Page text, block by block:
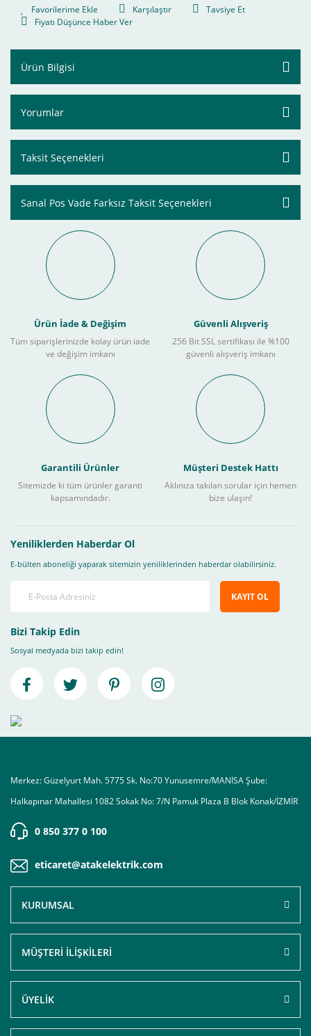
Karşılaştır
Tavsiye Et
Fiyatı Düşünce Haber Ver
Ürün Bilgisi
Yorumlar
Taksit Seçenekleri
Sanal Pos Vade Farksız Taksit Seçenekleri
Ürün İade & Değişim
Tüm siparişlerinizde kolay ürün iade
ve değişim imkanı
Güvenli Alışveriş
256 Bit SSL sertifikası ile %100
güvenli alışveriş imkanı
Garantili Ürünler
Sitemizde ki tüm ürünler garanti
kapsamındadır.
Müşteri Destek Hattı
Aklınıza takılan sorular için hemen
bize ulaşın!
Yeniliklerden Haberdar Ol
E-bülten aboneliği yaparak sitemizin yeniliklerinden haberdar olabilirsiniz.
KAYIT OL
Bizi Takip Edin
Sosyal medyada bizi takip edin!
Merkez: Güzelyurt Mah. 5775 Sk. No:70 Yunusemre/MANİSA Şube:
Halkapınar Mahallesi 1082 Sokak No: 7/N Pamuk Plaza B Blok Konak/İZMİR
0 850 377 0 100
eticaret@atakelektrik.com
KURUMSAL
MÜŞTERİ İLİŞKİLERİ
ÜYELİK